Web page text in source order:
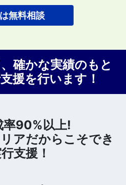
無料相談
確かな実績のもと
援を行います！
率90%以上!
アだからこそでき
支援！